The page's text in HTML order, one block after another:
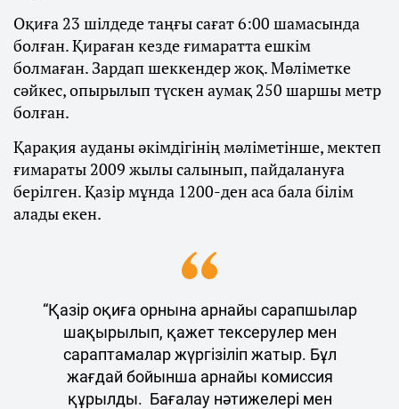
Оқиға 23 шілдеде таңғы сағат 6:00 шамасында
болған. Қираған кезде ғимаратта ешкім
болмаған. Зардап шеккендер жоқ. Мәліметке
сәйкес, опырылып түскен аумақ 250 шаршы метр
болған.
Қарақия ауданы әкімдігінің мәліметінше, мектеп
ғимараты 2009 жылы салынып, пайдалануға
берілген. Қазір мұнда 1200-ден аса бала білім
алады екен.
“Қазір оқиға орнына арнайы сарапшылар
шақырылып, қажет тексерулер мен
сараптамалар жүргізіліп жатыр. Бұл
жағдай бойынша арнайы комиссия
құрылды. Бағалау нәтижелері мен